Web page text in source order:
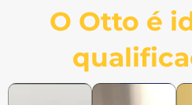
O Otto é